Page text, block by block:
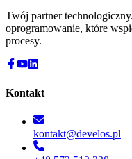
Twój partner
oprogramowanie, które
procesy.
Kontakt
kontakt@develos.pl